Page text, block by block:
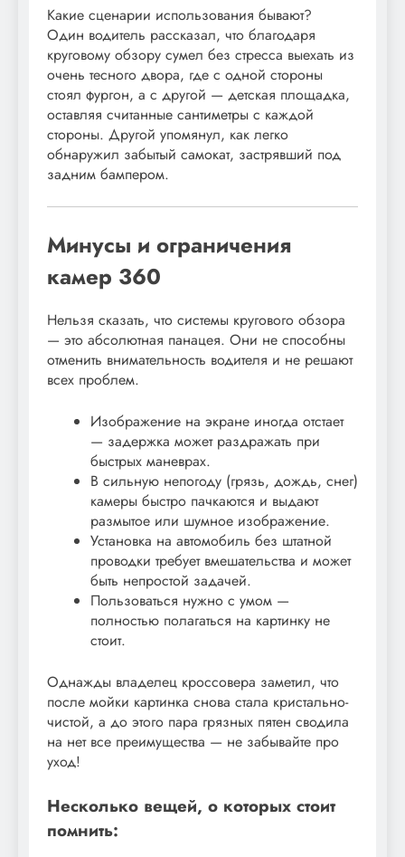
Какие сценарии использования бывают?
Один водитель рассказал, что благодаря
круговому обзору сумел без стресса выехать из
очень тесного двора, где с одной стороны
стоял фургон, а с другой — детская площадка,
оставляя считанные сантиметры с каждой
стороны. Другой упомянул, как легко
обнаружил забытый самокат, застрявший под
задним бампером.
Минусы и ограничения
камер 360
Нельзя сказать, что системы кругового обзора
— это абсолютная панацея. Они не способны
отменить внимательность водителя и не решают
всех проблем.
Изображение на экране иногда отстает
— задержка может раздражать при
быстрых маневрах.
В сильную непогоду (грязь, дождь, снег)
камеры быстро пачкаются и выдают
размытое или шумное изображение.
Установка на автомобиль без штатной
проводки требует вмешательства и может
быть непростой задачей.
Пользоваться нужно с умом —
полностью полагаться на картинку не
стоит.
Однажды владелец кроссовера заметил, что
после мойки картинка снова стала кристально-
чистой, а до этого пара грязных пятен сводила
на нет все преимущества — не забывайте про
уход!
Несколько вещей, о которых стоит
помнить: